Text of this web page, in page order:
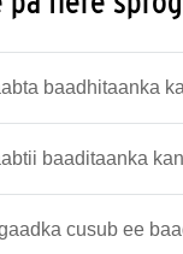
baadhitaanka
baaditaanka
cusub ee